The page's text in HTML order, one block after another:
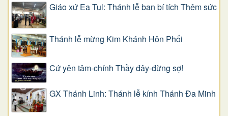
Giáo xứ Ea Tul: Thánh lễ ban bí tích Thêm sức
Thánh lễ mừng Kim Khánh Hôn Phối
Cứ yên tâm-chính Thầy đây-đừng sợ!
GX Thánh Linh: Thánh lễ kính Thánh Đa Minh